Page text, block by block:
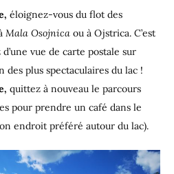
éloignez-vous du flot des
Mala Osojnica ou à Ojstrica. C’est
vue de carte postale sur
des plus spectaculaires du lac !
quittez à nouveau le parcours
pour prendre un café dans le
endroit préféré autour du lac).